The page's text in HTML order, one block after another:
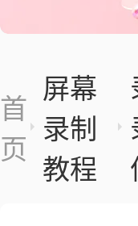
首
页
屏幕
录制
教程